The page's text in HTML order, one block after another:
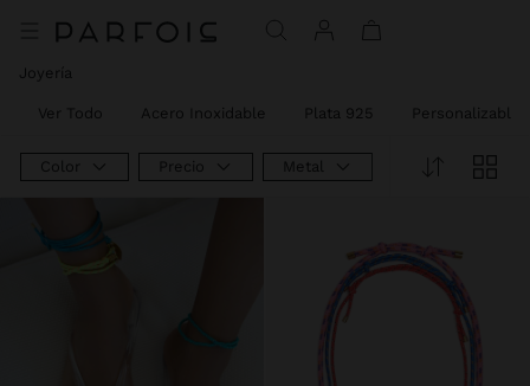
Joyería
Ver Todo Acero Inoxidable Plata 925 Personalizables
Color Precio Metal Tipo De Producto